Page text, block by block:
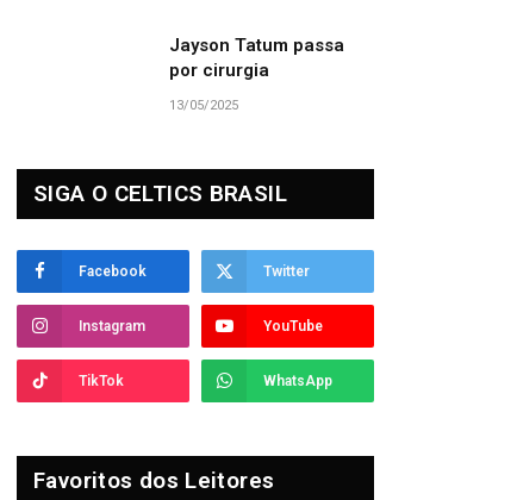
Jayson Tatum passa
por cirurgia
13/05/2025
SIGA O CELTICS BRASIL
Facebook Twitter
Instagram YouTube
TikTok WhatsApp
Favoritos dos Leitores